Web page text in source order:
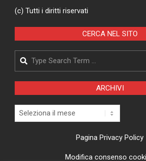
(c) Tutti i diritti riservati
CERCA NEL SITO
Search
ARCHIVI
Archivi
Pagina Privacy Policy
Modifica consenso